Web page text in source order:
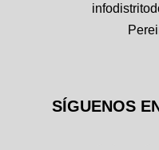
SÍGUENOS